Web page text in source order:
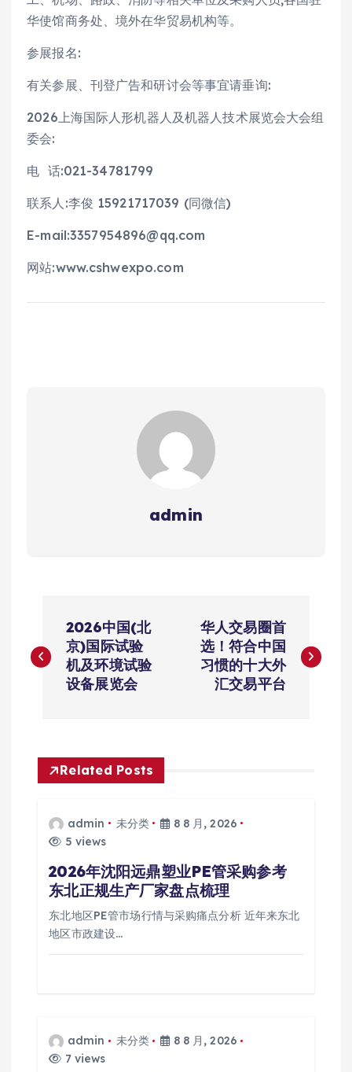
华使馆商务处、境外在华贸易机构等。
参展报名:
有关参展、刊登广告和研讨会等事宜请垂询:
2026上海国际人形机器人及机器人技术展览会大会组
委会:
电 话:021-34781799
联系人:李俊 15921717039 (同微信)
E-mail:3357954896@qq.com
网站:www.cshwexpo.com
admin
章
2026中国(北
京)国际试验
机及环境试验
设备展览会
华人交易圈首
选！符合中国
习惯的十大外
汇交易平台
Related Posts
admin 未分类
8 8 月, 2026
5 views
2026年沈阳远鼎塑业PE管采购参考
东北正规生产厂家盘点梳理
东北地区PE管市场行情与采购痛点分析 近年来东北
地区市政建设…
admin 未分类
8 8 月, 2026
7 views